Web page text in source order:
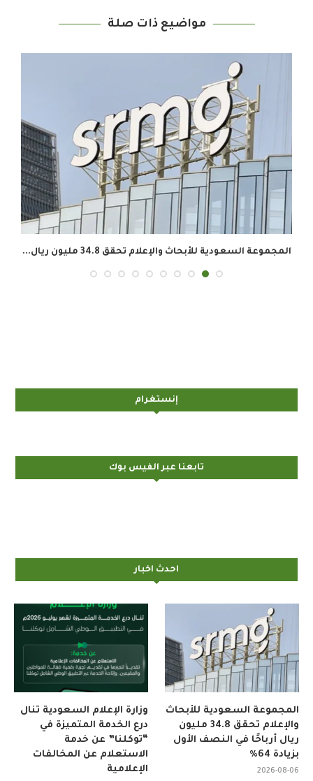
مواضيع ذات صلة
المجموعة السعودية للأبحاث والإعلام تحقق 34.8 مليون ريال...
إنستغرام
تابعنا عبر الفيس بوك
احدث اخبار
وزارة الإعلام السعودية تنال
درع الخدمة المتميزة في
“توكلنا” عن خدمة
الاستعلام عن المخالفات
الإعلامية
المجموعة السعودية للأبحاث
والإعلام تحقق 34.8 مليون
ريال أرباحًا في النصف الأول
بزيادة 64%
2026-08-06